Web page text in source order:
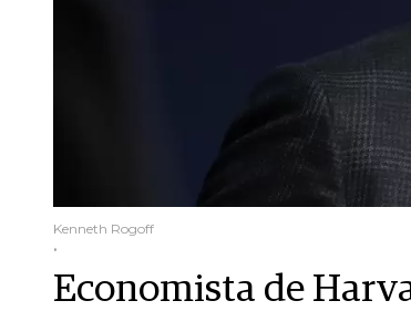
Kenneth Rogoff
.
Economista de